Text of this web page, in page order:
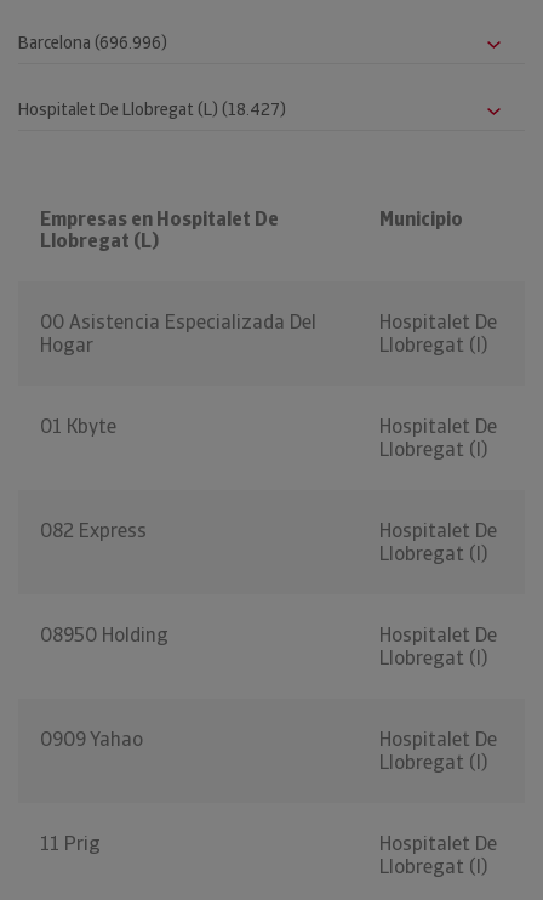
Empresas en Hospitalet De
Llobregat (L)
Municipio
00 Asistencia Especializada Del
Hogar
Hospitalet De
Llobregat (l)
01 Kbyte
Hospitalet De
Llobregat (l)
082 Express
Hospitalet De
Llobregat (l)
08950 Holding
Hospitalet De
Llobregat (l)
0909 Yahao
Hospitalet De
Llobregat (l)
11 Prig
Hospitalet De
Llobregat (l)